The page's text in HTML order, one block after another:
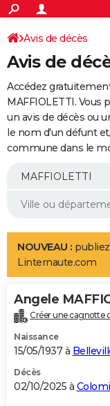
ACTUALITÉS
Politique
Société
Faits Divers
Education
Monde
Villes
+
SPORT
Coupe du monde 2026
Football
Tennis
Cyclisme
Rugby
Forum
Programme TV
TNT
Streaming
Cinéma
Sorties cinéma
Musique
+
FINANCE
Impôts
Immobilier
Risques naturels par
Banque
Assurance
Crédit
AUTO
Essais
Réserver un essai
Citadines
Berlines
SUV
Forum auto
+
Mobiles
Meilleur smartphone
Internet
Ordinateurs
Jeux vidéo
Guide high-tech
Aménagement intérieur
LIFESTYLE
Art de vivre
Bien-être
Loisirs
Mode
Modes de vie
Alimentation
Guide de la santé
Maladies
Médicaments
Sommeil
VOYAGE
Destinations
City break
Voyage nature
Voyage de noces
Forum
Climat
+PHOTO
GUIDES D'ACHAT
BONS PLANS
Avis de décès
Avis de
Accédez
MAFFIOLETTI. Vous
un avis de décès ou
le nom d'un défunt
commune dans le
NOUVEAU :
Linternaute.com
Angele
Créer une cagnotte
Naissance
15/05/1937 à
Décès
02/10/2025 à